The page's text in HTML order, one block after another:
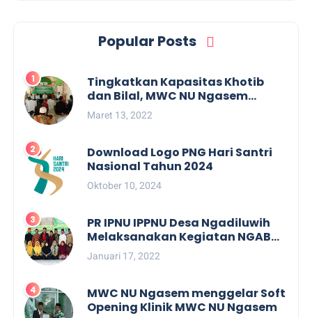
Popular Posts
Tingkatkan Kapasitas Khotib
dan Bilal, MWC NU Ngasem
Melaksanakan Kegiatan
Pelatihan Khotib dan Bilal di
Maret 13, 2022
Download Logo PNG Hari Santri
Nasional Tahun 2024
Oktober 10, 2024
PR IPNU IPPNU Desa Ngadiluwih
Melaksanakan Kegiatan NGABAR
di Dusun Sendanggerong
Januari 17, 2022
MWC NU Ngasem menggelar Soft
Opening Klinik MWC NU Ngasem